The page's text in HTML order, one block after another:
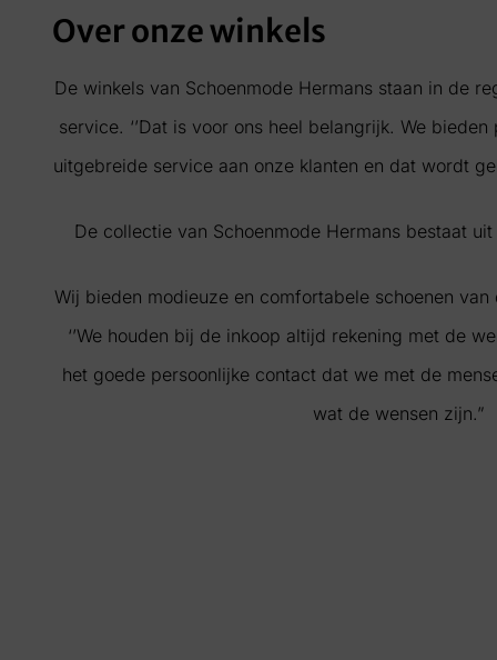
Over onze winkels
De winkels van Schoenmode Hermans staan in de
service. ‘’Dat is voor ons heel belangrijk. We
uitgebreide service aan onze klanten en dat wordt
De collectie van Schoenmode Hermans bestaat
Wij bieden modieuze en comfortabele schoenen
‘’We houden bij de inkoop altijd rekening met de
het goede persoonlijke contact dat we met de
wat de wensen zijn.”